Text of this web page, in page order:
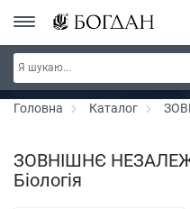
РОЗПРОДАЖ ~ 150 грн ~ 200 грн
300 грн ~
Головна Каталог
ЗОВНІШНЄ
Біологія